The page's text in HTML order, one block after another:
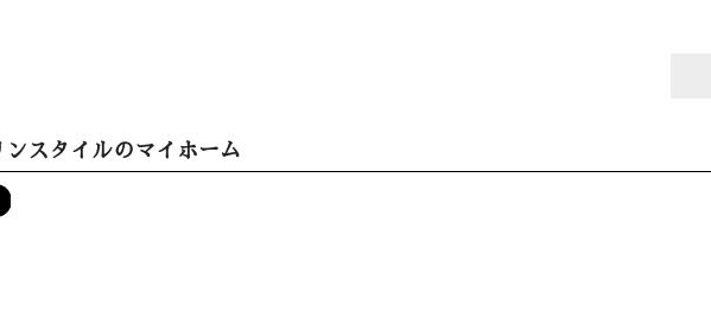
ンスタイルのマイホーム